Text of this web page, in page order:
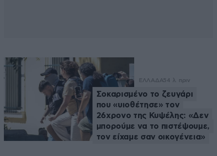
ΕΛΛΑΔΑ54 λ. πριν
Σοκαρισμένο το ζευγάρι
που «υιοθέτησε» τον
26χρονο της Κυψέλης: «Δεν
μπορούμε να το πιστέψουμε,
τον είχαμε σαν οικογένεια»